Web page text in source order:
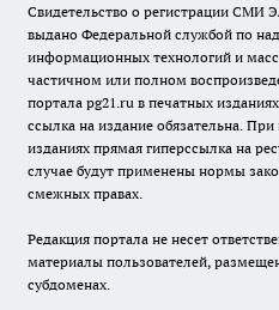
Свидетельство о регистрации СМИ
выдано Федеральной службой по
информационных технологий и
частичном или полном
портала pg21.ru в печатных
ссылка на издание обязательна.
изданиях прямая гиперссылка на
случае будут применены нормы
смежных правах.
Редакция портала не несет
материалы пользователей,
субдоменах.